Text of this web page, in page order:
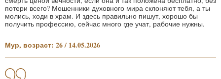
потери всего? Мошенники духовного мира склоняют тебя, а ты
молись, ходи в храм. И здесь правильно пишут, хорошо бы
получить профессию, сейчас много где учат, рабочие нужны.
Мур, возраст: 26 / 14.05.2026